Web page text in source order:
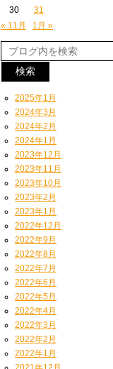
30
31
« 11月
1月 »
2025年1月
2024年3月
2024年2月
2024年1月
2023年12月
2023年11月
2023年10月
2023年2月
2023年1月
2022年12月
2022年9月
2022年8月
2022年7月
2022年6月
2022年5月
2022年4月
2022年3月
2022年2月
2022年1月